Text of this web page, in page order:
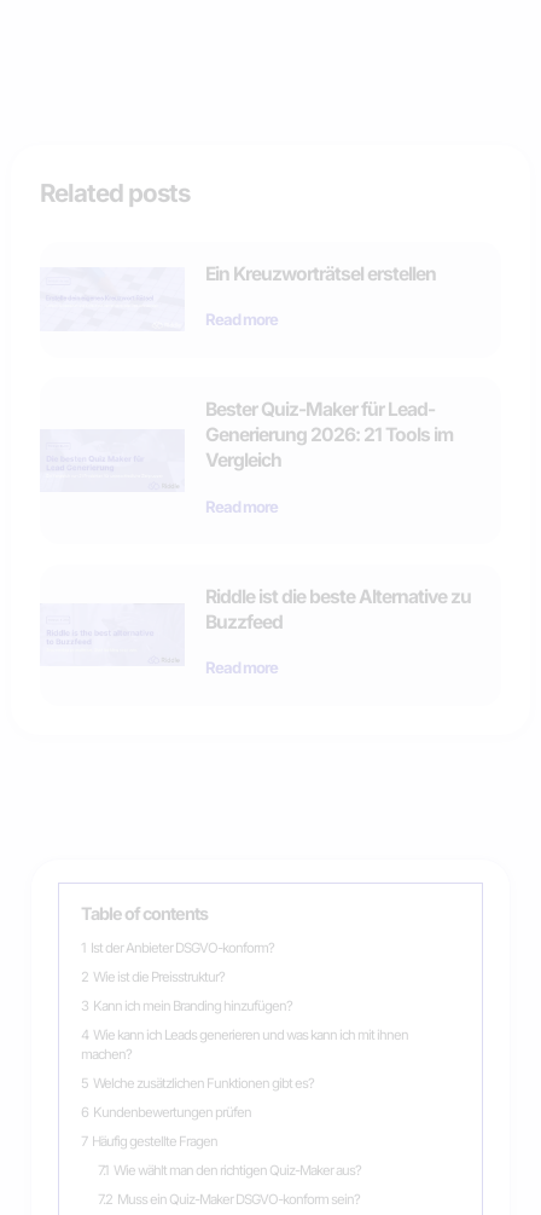
Related posts
Ein Kreuzworträtsel erstellen
Read more
Bester Quiz-Maker für Lead-
Generierung 2026: 21 Tools im
Vergleich
Read more
Riddle ist die beste Alternative zu
Buzzfeed
Read more
Table of contents
1 Ist der Anbieter DSGVO-konform?
2 Wie ist die Preisstruktur?
3 Kann ich mein Branding hinzufügen?
4 Wie kann ich Leads generieren und was kann ich mit ihnen
machen?
5 Welche zusätzlichen Funktionen gibt es?
6 Kundenbewertungen prüfen
7 Häufig gestellte Fragen
7.1 Wie wählt man den richtigen Quiz-Maker aus?
7.2 Muss ein Quiz-Maker DSGVO-konform sein?